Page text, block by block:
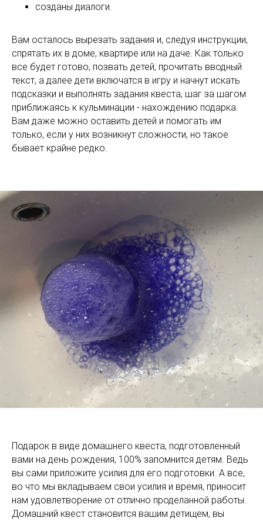
созданы диалоги.
Вам осталось вырезать задания и, следуя инструкции,
спрятать их в доме, квартире или на даче. Как только
все будет готово, позвать детей, прочитать вводный
текст, а далее дети включатся в игру и начнут искать
подсказки и выполнять задания квеста, шаг за шагом
приближаясь к кульминации - нахождению подарка.
Вам даже можно оставить детей и помогать им
только, если у них возникнут сложности, но такое
бывает крайне редко.
Подарок в виде домашнего квеста, подготовленный
вами на день рождения, 100% запомнится детям. Ведь
вы сами приложите усилия для его подготовки. А все,
во что мы вкладываем свои усилия и время, приносит
нам удовлетворение от отлично проделанной работы.
Домашний квест становится вашим детищем, вы